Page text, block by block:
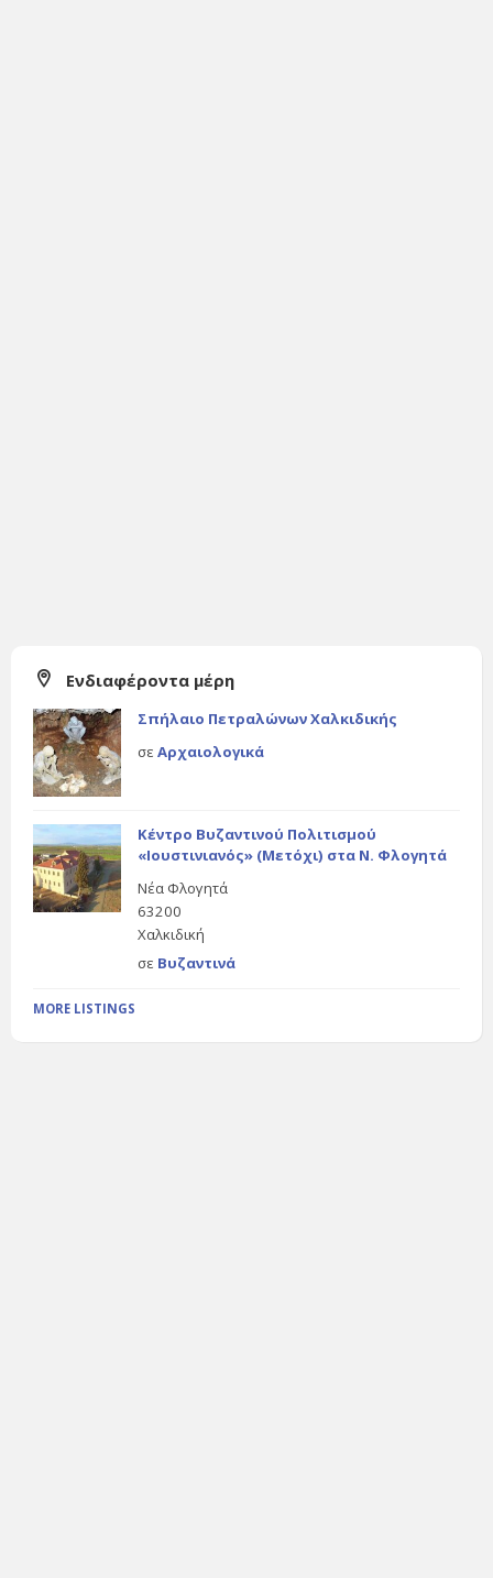
Ενδιαφέροντα μέρη
Σπήλαιο Πετραλώνων Χαλκιδικής
σε Αρχαιολογικά
Κέντρο Βυζαντινού Πολιτισμού
«Ιουστινιανός» (Μετόχι) στα Ν. Φλογητά
Νέα Φλογητά
63200
Χαλκιδική
σε Βυζαντινά
MORE LISTINGS